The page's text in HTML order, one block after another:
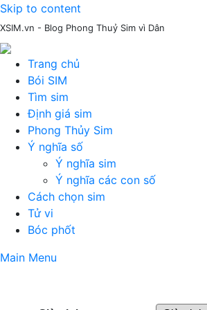
Skip to content
XSIM.vn - Blog Phong Thuỷ Sim vì Dân
Trang chủ
Bói SIM
Tìm sim
Định giá sim
Phong Thủy Sim
Ý nghĩa số
Ý nghĩa sim
Ý nghĩa các con số
Cách chọn sim
Tử vi
Bóc phốt
Main Menu